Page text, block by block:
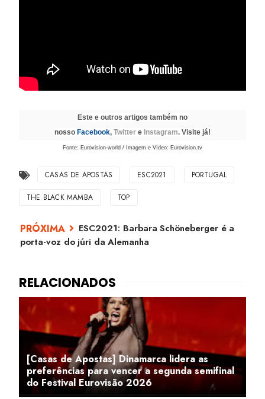
Este e outros artigos também no
nosso Facebook, Twitter e Instagram. Visite já!
Fonte: Eurovision-world / Imagem e Vídeo: Eurovision.tv
CASAS DE APOSTAS ESC2021 PORTUGAL
THE BLACK MAMBA TOP
ESC2021: Barbara Schöneberger é a
porta-voz do júri da Alemanha
[Casas de Apostas] Dinamarca lidera as
preferências para vencer a segunda semifinal
do Festival Eurovisão 2026